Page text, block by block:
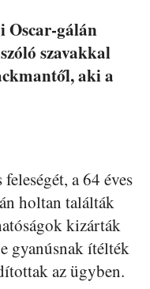
Oscar-gálán
szavakkal
aki a
a 64 éves
holtan találták
kizárták
gyanúsnak ítélték
az ügyben.